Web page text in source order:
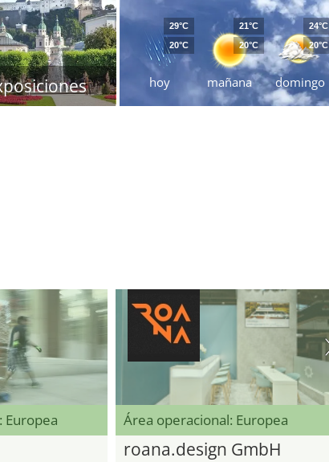
hoy
29°C
20°C
mañana
21°C
20°C
domingo
24°C
20°C
Europea Área operacional: Europea
roana.design GmbH